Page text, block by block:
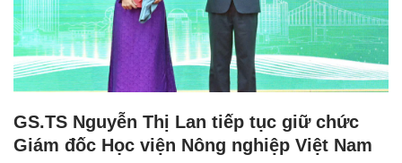
GS.TS Nguyễn Thị Lan tiếp tục giữ chức
Giám đốc Học viện Nông nghiệp Việt Nam